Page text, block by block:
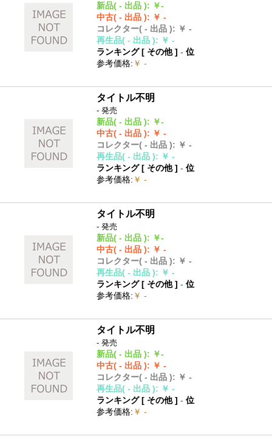
新品( - 出品 ): ￥-
中古( - 出品 ): ￥ -
コレクター( - 出品 ): ￥ -
再生品( - 出品 ): ￥ -
ランキング [ その他]- 位
参考価格: ￥ -
タイトル不明
- 発売
新品( - 出品 ): ￥-
中古( - 出品 ): ￥ -
コレクター( - 出品 ): ￥ -
再生品( - 出品 ): ￥ -
ランキング [ その他]- 位
参考価格: ￥ -
タイトル不明
- 発売
新品( - 出品 ): ￥-
中古( - 出品 ): ￥ -
コレクター( - 出品 ): ￥ -
再生品( - 出品 ): ￥ -
ランキング [ その他]- 位
参考価格: ￥ -
タイトル不明
- 発売
新品( - 出品 ): ￥-
中古( - 出品 ): ￥ -
コレクター( - 出品 ): ￥ -
再生品( - 出品 ): ￥ -
ランキング [ その他]- 位
参考価格: ￥ -